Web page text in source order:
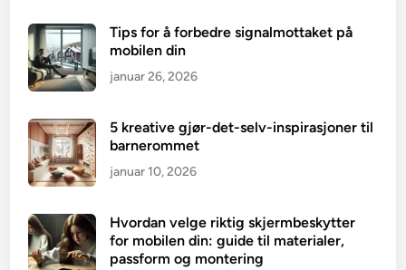
Tips for å forbedre signalmottaket på
mobilen din
januar 26, 2026
5 kreative gjør-det-selv-inspirasjoner til
barnerommet
januar 10, 2026
Hvordan velge riktig skjermbeskytter
for mobilen din: guide til materialer,
passform og montering